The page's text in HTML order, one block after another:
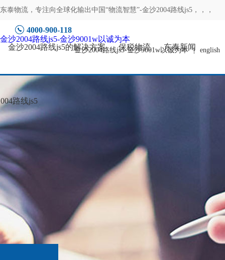
东泰物流，专注向全球化输出中国“物流智慧”-金沙2004路线js5 ，，，
4000-900-118
金沙2004路线js5-金沙9001w以诚为本 | english
金沙2004路线js5-金沙9001w以诚为本
金沙2004路线js5的解决方案
保税物流 东泰新闻
路线js5